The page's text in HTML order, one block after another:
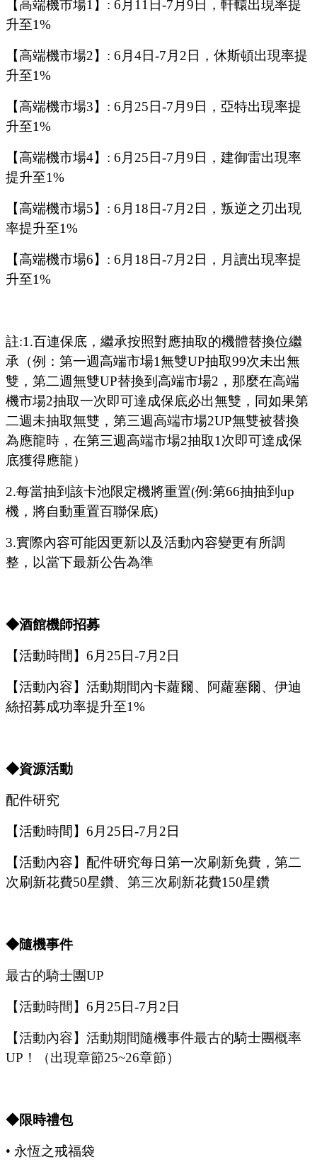
【高端機市場1】 : 6月 11 日-7月 9 日，軒轅出現率提
升至1%
【高端機市場2】 : 6月 4日-7月 2 日， 休斯頓出現率提
升至1%
【高端機市場3】 : 6月 25 日-7月 9 日， 亞特出現率提
升至1%
【高端機市場4】 : 6月 25 日-7月 9 日， 建御雷出現率
提升至1%
【高端機市場5】 : 6月 18 日-7月 2 日， 叛逆之刃出現
率提升至1%
【高端機市場6】 : 6月 18 日-7月 2 日，月讀出現率提
升至1%
註:1.百連保底，繼承按照對應抽取的機體替換位繼
承（例：第一週高端市場1無雙UP抽取99次未出無
雙，第二週無雙UP替換到高端市場2 ，那麼在高端
機市場2抽取一次即可達成保底必出無雙，同如果第
二週未抽取無雙，第三週高端市場2UP無雙被替換
為應龍時，在第三週高端市場2抽取1次即可達成保
底獲得應龍）
2.每當抽到該卡池限定機將重置(例 :第66抽抽到 up
機，將自動重置百聯保底)
3.實際內容可能因更新以及活動內容變更有所調
整，以當下最新公告為準
◆酒館機師招募
【活動時間】 6月 25 日-7月 2 日
【活動內容】活動期間內卡蘿爾、阿蘿塞爾、伊迪
絲招募成功率提升至1%
◆資源活動
配件研究
【活動時間】 6月 25 日-7月 2 日
【活動內容】配件研究每日第一次刷新免費，第二
次刷新花費50星鑽、第三次刷新花費150星鑽
◆隨機事件
最古的騎士團UP
【活動時間】 6月 25 日-7月 2 日
【活動內容】活動期間隨機事件最古的騎士團概率
UP ！（出現章節25~26章節）
◆限時禮包
• 永恆之戒福袋